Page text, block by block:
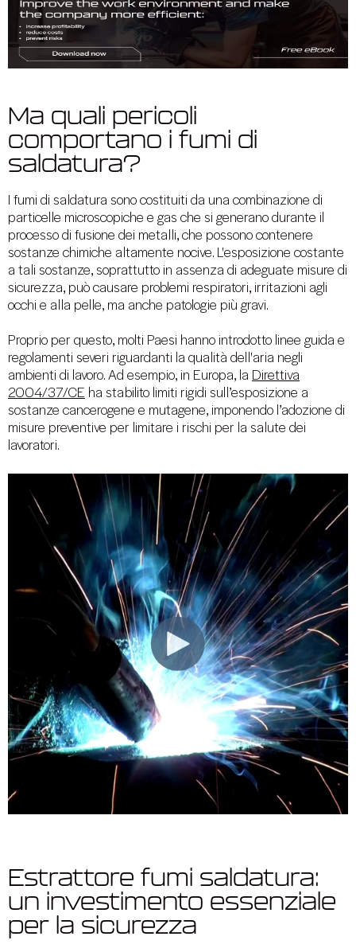
Ma quali pericoli
comportano i fumi di
saldatura?
I fumi di saldatura sono costituiti da una combinazione di
particelle microscopiche e gas che si generano durante il
processo di fusione dei metalli, che possono contenere
sostanze chimiche altamente nocive. L'esposizione costante
a tali sostanze, soprattutto in assenza di adeguate misure di
sicurezza, può causare problemi respiratori, irritazioni agli
occhi e alla pelle, ma anche patologie più gravi.
Proprio per questo, molti Paesi hanno introdotto linee guida e
regolamenti severi riguardanti la qualità dell'aria negli
ambienti di lavoro. Ad esempio, in Europa, la Direttiva
2004/37/CE ha stabilito limiti rigidi sull’esposizione a
sostanze cancerogene e mutagene, imponendo l’adozione di
misure preventive per limitare i rischi per la salute dei
lavoratori.
Estrattore fumi saldatura:
un investimento essenziale
per la sicurezza